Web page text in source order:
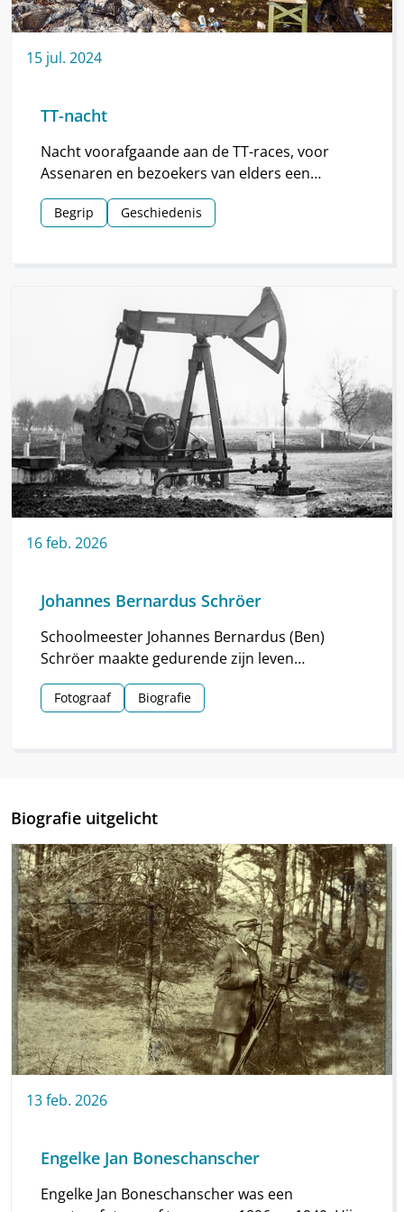
15 jul. 2024
TT-nacht
Nacht voorafgaande aan de TT-races, voor
Assenaren en bezoekers van elders een
hoogtepunt van de TT.
Begrip Geschiedenis
16feb. 2026
Johannes Bernardus Schröer
Schoolmeester Johannes Bernardus (Ben)
Schröer maakte gedurende zijn leven
haarscherpe foto’s in en om Nieuw-
Schoonebeek.
Fotograaf Biografie
Biografie uitgelicht
13feb. 2026
Engelke Jan Boneschanscher
Engelke Jan Boneschanscher was een